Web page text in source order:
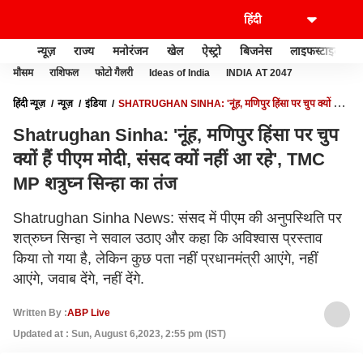
न्यूज़ राज्य मनोरंजन खेल ऐस्ट्रो बिजनेस लाइफस्टाइल
मौसम राशिफल फोटो गैलरी Ideas of India INDIA AT 2047
हिंदी न्यूज़ न्यूज़ इंडिया
SHATRUGHAN SINHA: 'नूंह, मणिपुर हिंसा पर चुप क्‍यों हैं
Shatrughan Sinha: 'नूंह, मणिपुर हिंसा पर चुप
क्‍यों हैं पीएम मोदी, संसद क्‍यों नहीं आ रहे', TMC
MP शत्रुघ्न सिन्हा का तंज
Shatrughan Sinha News: संसद में पीएम की अनुपस्थिति पर
शत्रुघ्न सिन्हा ने सवाल उठाए और कहा कि अविश्वास प्रस्ताव
किया तो गया है, लेकिन कुछ पता नहीं प्रधानमंत्री आएंगे, नहीं
आएंगे, जवाब देंगे, नहीं देंगे.
Written By :ABP Live
Updated at : Sun, August 6,2023, 2:55 pm (IST)